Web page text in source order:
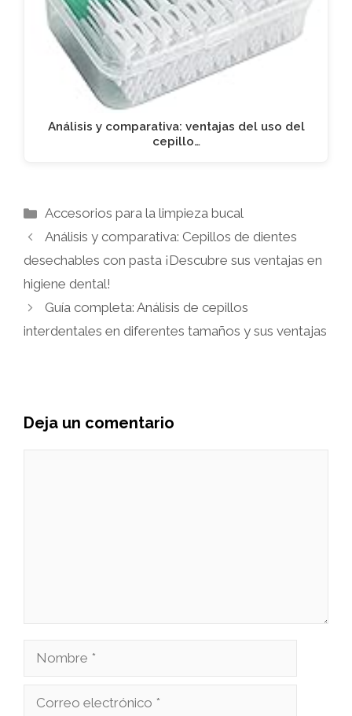
Análisis y comparativa: ventajas del uso del
cepillo…
Categorías
Accesorios para la limpieza bucal
Análisis y comparativa: Cepillos de dientes
desechables con pasta ¡Descubre sus ventajas en
higiene dental!
Guía completa: Análisis de cepillos
interdentales en diferentes tamaños y sus ventajas
Deja un comentario
Nombre
Correo